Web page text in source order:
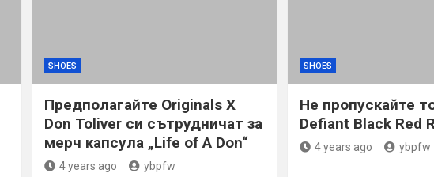
SHOES
Предполагайте Originals X
Don Toliver си сътрудничат за
мерч капсула „Life of A Don“
4 years ago ybpfw
SHOES
Не пропускайте
Defiant Black Red
4 years ago ybpfw